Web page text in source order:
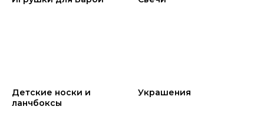
Детские носки и
ланчбоксы
Украшения